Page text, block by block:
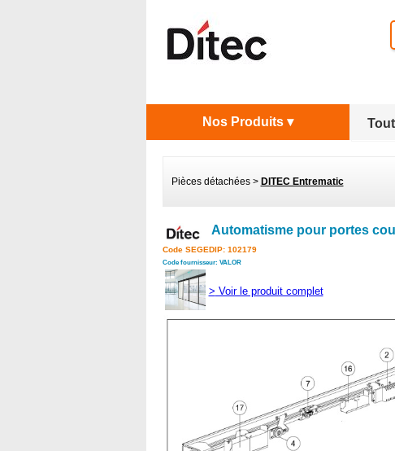
Nos Produits ▾
Pièces détachées> DITEC Entrematic
Automatisme pour portes
Code SEGEDIP: 102179
Code fournisseur: VALOR
> Voir le produit complet